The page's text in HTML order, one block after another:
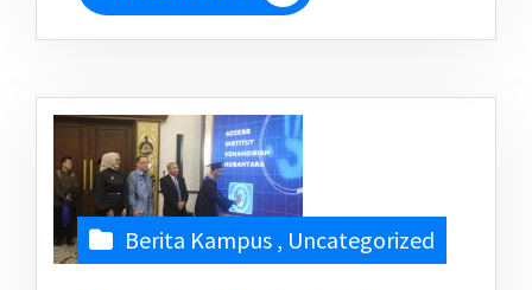
Berita Kampus , Uncategorized